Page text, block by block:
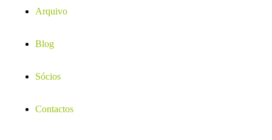
Arquivo
Blog
Sócios
Contactos